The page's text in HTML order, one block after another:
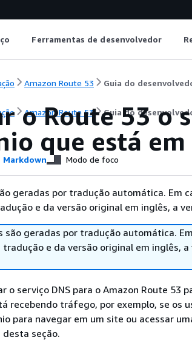
Ferramentas de desenvolvedor
Amazon Route 53 Guia do
Amazon Route 53 Guia do
o Route 53 o
que está em
Markdown Modo de foco
geradas por tradução automática. Em
e da versão original em inglês, a
são geradas por tradução automática.
e da versão original em inglês, a
o serviço DNS para o Amazon Route 53
recebendo tráfego, por exemplo, se os
para navegar em um site ou acessar
seção.